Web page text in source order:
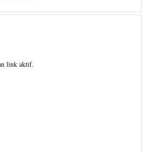
link aktif.